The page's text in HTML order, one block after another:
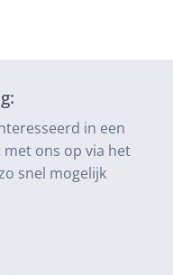
in een
ons op via het
snel mogelijk